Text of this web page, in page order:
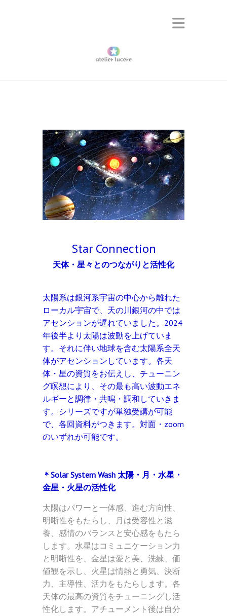
Star Connection
天体・星々とのつながりと活性化
太陽系は銀河系宇宙の中心から離れた
ローカル宇宙で、天の川銀河の中では
アセンションが遅れていました。2024
年後半より太陽は波動を上げていま
す。それに伴い地球を含む太陽系全天
体がアセンションしています。各天
体・星の資質をお伝えし、チューニン
グ瞑想により、その最も高い波動エネ
ルギーと調律・共鳴・調和していきま
す。シリーズですが単独受講が可能
で、各回資料がつきます。対面・zoom
のいずれか可能です。
＊Solar System Wash 太陽・月・水星・
金星・火星の活性化
太陽はパワーと一体感、進む方向性、
明晰性をもたらし、月は受容性と滋
養、感情のバランスと安心感をもたら
します。水星はコミュニケーション力
と明晰性を、金星は愛と美、洗練、価
値観を示し、火星は情熱と勇気、決断
力、主導性、活力をもたらします。各
天体の最高の資質をチューニングし活
性化します。アチューメント後は自分